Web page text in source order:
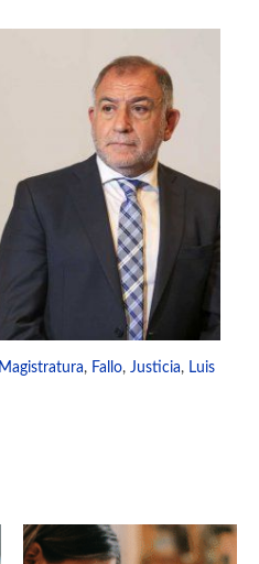
, Fallo, Justicia, Luis